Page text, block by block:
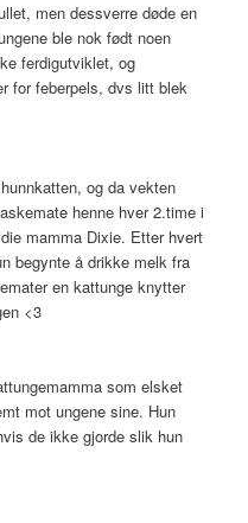
men dessverre døde en
ble nok født noen
ferdigutviklet, og
for feberpels, dvs litt blek
og da vekten
henne hver 2.time i
mamma Dixie. Etter hvert
begynte å drikke melk fra
en kattunge knytter
<3
som elsket
mot ungene sine. Hun
de ikke gjorde slik hun